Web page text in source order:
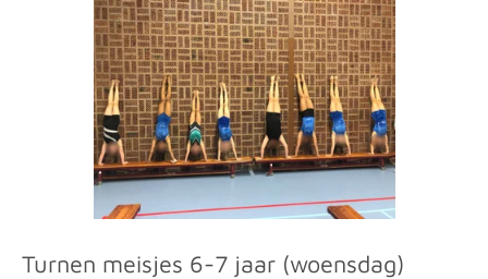
Turnen meisjes 6-7 jaar (woensdag)